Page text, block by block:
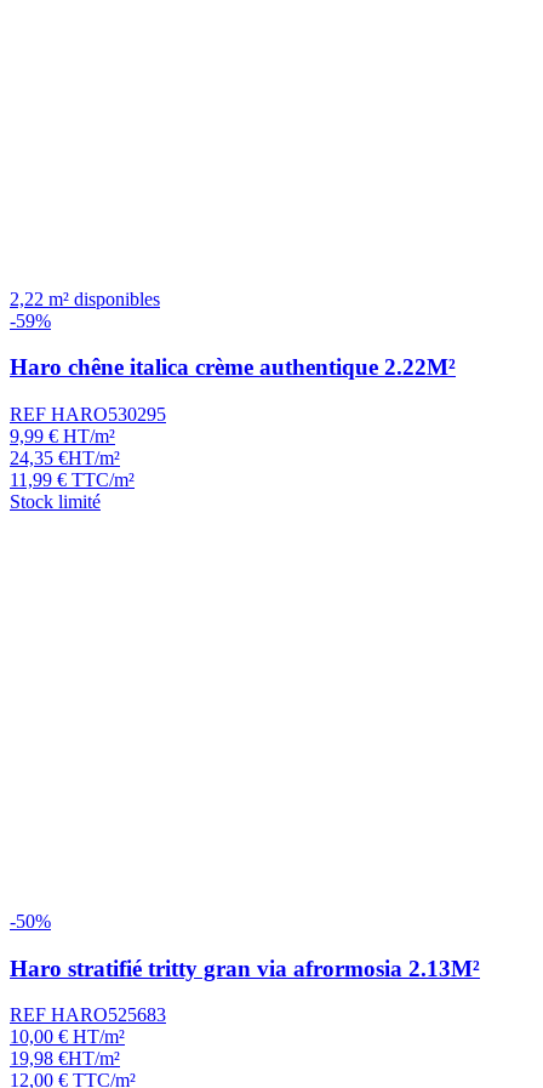
2,22 m² disponibles
-59%
Haro chêne italica crème authentique 2.22M²
REF HARO530295
9,99 € HT/m²
24,35 €HT/m²
11,99 € TTC/m²
Stock limité
-50%
Haro stratifié tritty gran via afrormosia 2.13M²
REF HARO525683
10,00 € HT/m²
19,98 €HT/m²
12,00 € TTC/m²